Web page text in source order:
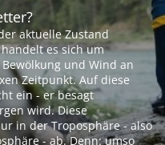
aktuelle Zustand
es sich um
und Wind an
Zeitpunkt. Auf diese
ein - er besagt
wird. Diese
in der Troposphäre - also
- ab. Denn: umso